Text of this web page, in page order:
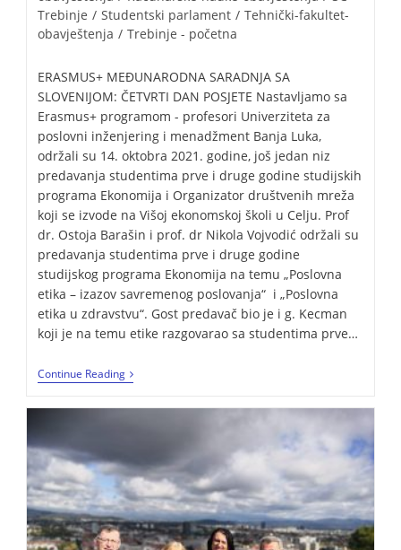
Trebinje / Studentski parlament / Tehnički-fakultet-
obavještenja / Trebinje - početna
ERASMUS+ MEĐUNARODNA SARADNJA SA
SLOVENIJOM: ČETVRTI DAN POSJETE Nastavljamo sa
Erasmus+ programom - profesori Univerziteta za
poslovni inženjering i menadžment Banja Luka,
održali su 14. oktobra 2021. godine, još jedan niz
predavanja studentima prve i druge godine studijskih
programa Ekonomija i Organizator društvenih mreža
koji se izvode na Višoj ekonomskoj školi u Celju. Prof
dr. Ostoja Barašin i prof. dr Nikola Vojvodić održali su
predavanja studentima prve i druge godine
studijskog programa Ekonomija na temu „Poslovna
etika – izazov savremenog poslovanja“ i „Poslovna
etika u zdravstvu“. Gost predavač bio je i g. Kecman
koji je na temu etike razgovarao sa studentima prve…
Continue Reading